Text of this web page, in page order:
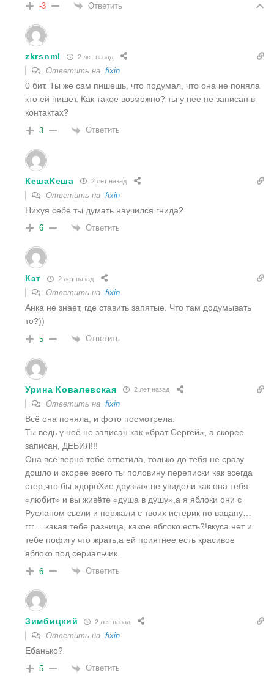
-3 Ответить
zkrsnml 2 лет назад
Ответить на fixin
0 бит. Ты же сам пишешь, что подумал, что она не поняла
кто ей пишет. Как такое возможно? ты у нее не записан в
контактах?
3 Ответить
КешаКеша 2 лет назад
Ответить на fixin
Нихуя себе ты думать научился гнида?
6 Ответить
Кэт 2 лет назад
Ответить на fixin
Анка не знает, где ставить запятые. Что там додумывать
то?))
5 Ответить
Урина Ковалевская 2 лет назад
Ответить на fixin
Всё она поняла, и фото посмотрела.
Ты ведь у неё не записан как «брат Сергей», а скорее
записан, ДЕБИЛ!!!
Она всё верно тебе ответила, только до тебя не сразу
дошло и скорее всего ты половину переписки как всегда
стер,что бы «дороХие друзья» не увидели как она тебя
«любит» и вы живёте «душа в душу»,а я яблоки они с
Русланом сьели и поржали с твоих истерик по вацапу…
ггг….какая тебе разница, какое яблоко есть?!вкуса нет и
тебе пофигу что жрать,а ей приятнее есть красивое
яблоко под сериальчик.
6 Ответить
Зимбицкий 2 лет назад
Ответить на fixin
Ебанько?
5 Ответить